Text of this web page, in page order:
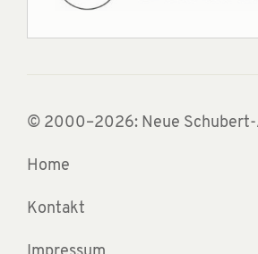
© 2000–2026: Neue Schubert-
Home
Kontakt